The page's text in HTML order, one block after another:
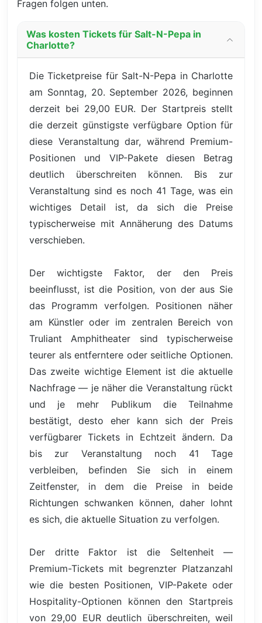
Fragen folgen unten.
Was kosten Tickets für Salt-N-Pepa in
Charlotte?
Die Ticketpreise für Salt-N-Pepa in Charlotte
am Sonntag, 20. September 2026, beginnen
derzeit bei 29,00 EUR. Der Startpreis stellt
die derzeit günstigste verfügbare Option für
diese Veranstaltung dar, während Premium-
Positionen und VIP-Pakete diesen Betrag
deutlich überschreiten können. Bis zur
Veranstaltung sind es noch 41 Tage, was ein
wichtiges Detail ist, da sich die Preise
typischerweise mit Annäherung des Datums
verschieben.
Der wichtigste Faktor, der den Preis
beeinflusst, ist die Position, von der aus Sie
das Programm verfolgen. Positionen näher
am Künstler oder im zentralen Bereich von
Truliant Amphitheater sind typischerweise
teurer als entferntere oder seitliche Optionen.
Das zweite wichtige Element ist die aktuelle
Nachfrage — je näher die Veranstaltung rückt
und je mehr Publikum die Teilnahme
bestätigt, desto eher kann sich der Preis
verfügbarer Tickets in Echtzeit ändern. Da
bis zur Veranstaltung noch 41 Tage
verbleiben, befinden Sie sich in einem
Zeitfenster, in dem die Preise in beide
Richtungen schwanken können, daher lohnt
es sich, die aktuelle Situation zu verfolgen.
Der dritte Faktor ist die Seltenheit —
Premium-Tickets mit begrenzter Platzanzahl
wie die besten Positionen, VIP-Pakete oder
Hospitality-Optionen können den Startpreis
von 29,00 EUR deutlich überschreiten, weil